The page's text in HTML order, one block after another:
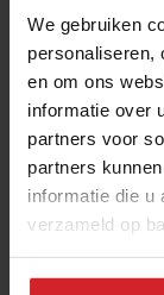
We gebruiken
personaliseren,
en om ons
informatie over
partners voor
partners
informatie die u
verzameld op
Bloc 23 -